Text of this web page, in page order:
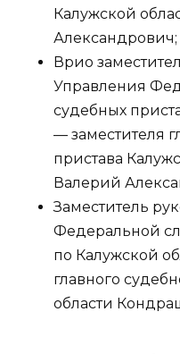
Калужской
Александрович;
Врио
Управления
судебных
— заместителя
пристава
Валерий
Заместитель
Федеральной
по Калужской
главного
области